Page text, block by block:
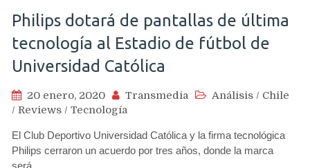
Philips dotará de pantallas de última
tecnología al Estadio de fútbol de
Universidad Católica
20 enero, 2020 Transmedia Análisis / Chile
/ Reviews / Tecnología
El Club Deportivo Universidad Católica y la firma tecnológica
Philips cerraron un acuerdo por tres años, donde la marca
será…